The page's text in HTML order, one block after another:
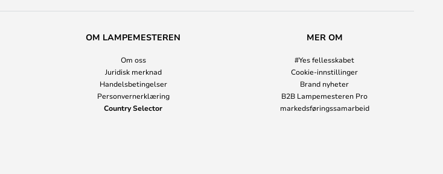
OM LAMPEMESTEREN
Om oss
Juridisk merknad
Handelsbetingelser
Personvernerklæring
Country Selector
MER OM
#Yes fellesskabet
Cookie-innstillinger
Brand nyheter
B2B Lampemesteren Pro
markedsføringssamarbeid